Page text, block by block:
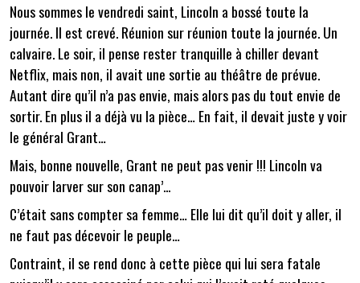
Nous sommes le vendredi saint, Lincoln a bossé toute la
journée. Il est crevé. Réunion sur réunion toute la journée. Un
calvaire. Le soir, il pense rester tranquille à chiller devant
Netflix, mais non, il avait une sortie au théâtre de prévue.
Autant dire qu’il n’a pas envie, mais alors pas du tout envie de
sortir. En plus il a déjà vu la pièce… En fait, il devait juste y voir
le général Grant…
Mais, bonne nouvelle, Grant ne peut pas venir !!! Lincoln va
pouvoir larver sur son canap’...
C’était sans compter sa femme… Elle lui dit qu’il doit y aller, il
ne faut pas décevoir le peuple…
Contraint, il se rend donc à cette pièce qui lui sera fatale